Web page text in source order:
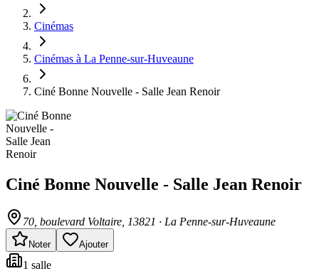
Cinémas
Cinémas à La Penne-sur-Huveaune
Ciné Bonne Nouvelle - Salle Jean Renoir
Ciné Bonne Nouvelle - Salle Jean Renoir
70, boulevard Voltaire , 13821 · La Penne-sur-Huveaune
Noter Ajouter
1 salle